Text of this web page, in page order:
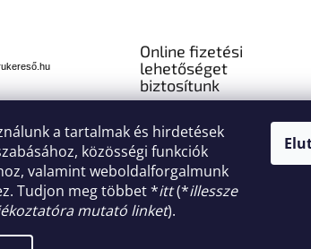
a tartalmak és hirdetések
közösségi funkciók
valamint weboldalforgalmunk
Tudjon meg többet *itt(*illessze
mutató linket).
Online fizetési
lehetőséget
biztosítunk